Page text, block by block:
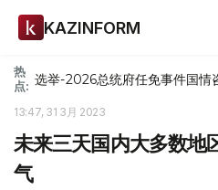
KAZINFORM
热
点: 选举-2026总统府任免事件国情
13:47, 31 3月 2023
未来三天国内大多数地
气